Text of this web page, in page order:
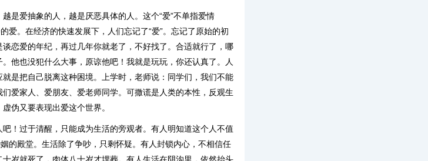
是爱抽象的人，越是厌恶具体的人。这个“爱”不单指爱情
爱。在经济的快速发展下，人们忘记了“爱”。忘记了原始的初
恋爱的年纪，再过几年你就老了，不好找了。合适就行了，哪
他也没犯什么大事，原谅他吧！我就是玩玩，你还认真了。人
是把自己脱离这种困境。上学时，老师说：同学们，我们不能
爱家人、爱朋友、爱老师同学。可撒谎是人类的本性，反观生
伪又要表现出爱这个世界。
！过于清醒，只能成为生活的旁观者。有人明知道这个人不值
的殿堂。生活除了争吵，只剩怀疑。有人封锁内心，不相信任